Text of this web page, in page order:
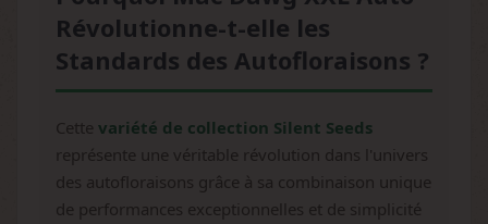
Révolutionne-t-elle les
Standards des Autofloraisons ?
Cette variété de collection Silent Seeds
représente une véritable révolution dans l'univers
des autofloraisons grâce à sa combinaison unique
de performances exceptionnelles et de simplicité